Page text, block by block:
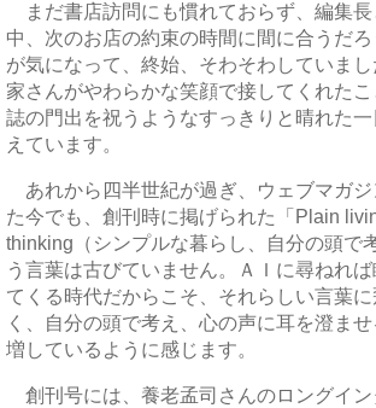
まだ書店訪問にも慣れておらず、編集
中、次のお店の約束の時間に間に合うだ
が気になって、終始、そわそわしていま
家さんがやわらかな笑顔で接してくれた
誌の門出を祝うようなすっきりと晴れた
えています。
あれから四半世紀が過ぎ、ウェブマガジ
た今でも、創刊時に掲げられた「Plain
thinking（シンプルな暮らし、自分の頭で
う言葉は古びていません。ＡＩに尋ねれ
てくる時代だからこそ、それらしい言葉
く、自分の頭で考え、心の声に耳を澄ま
増しているように感じます。
創刊号には、養老孟司さんのロングイン